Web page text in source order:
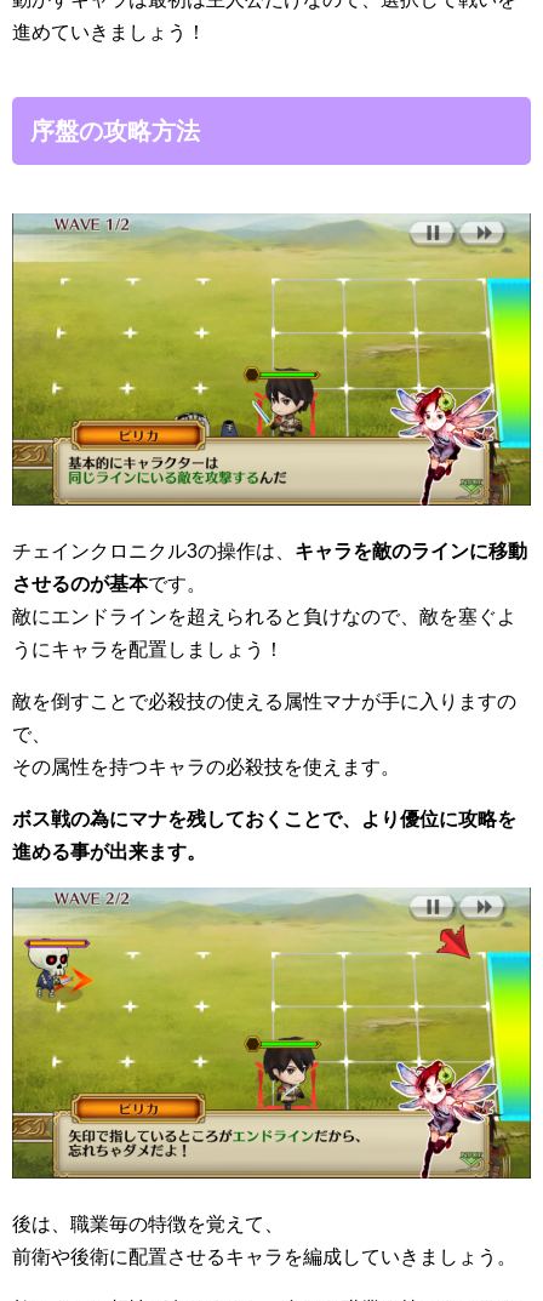
進めていきましょう！
序盤の攻略方法
チェインクロニクル3の操作は、 キャラを敵のラインに移動
させるのが基本です。
敵にエンドラインを超えられると負けなので、敵を塞ぐよ
うにキャラを配置しましょう！
敵を倒すことで必殺技の使える属性マナが手に入りますの
で、
その属性を持つキャラの必殺技を使えます。
ボス戦の為にマナを残しておくことで、より優位に攻略を
進める事が出来ます。
後は、職業毎の特徴を覚えて、
前衛や後衛に配置させるキャラを編成していきましょう。